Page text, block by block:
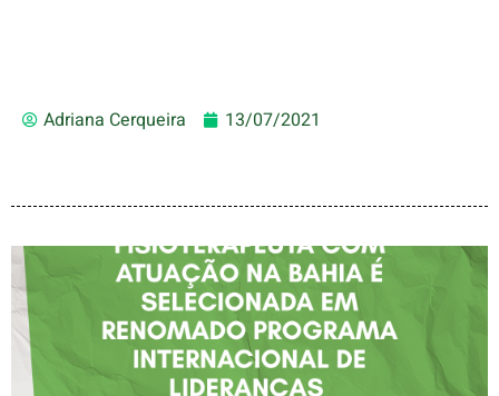
Adriana Cerqueira 13/07/2021
FISIOTERAPEUTA COM
ATUAÇÃO NA BAHIA É